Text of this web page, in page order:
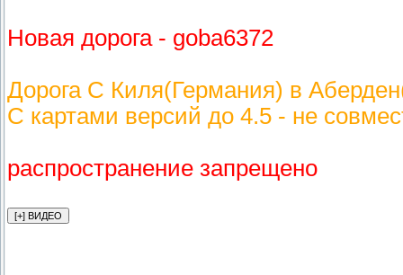
Новая дорога - goba6372
Дорога С Киля(Германия) в
C картами версий до 4.5 - не
распространение запрещено